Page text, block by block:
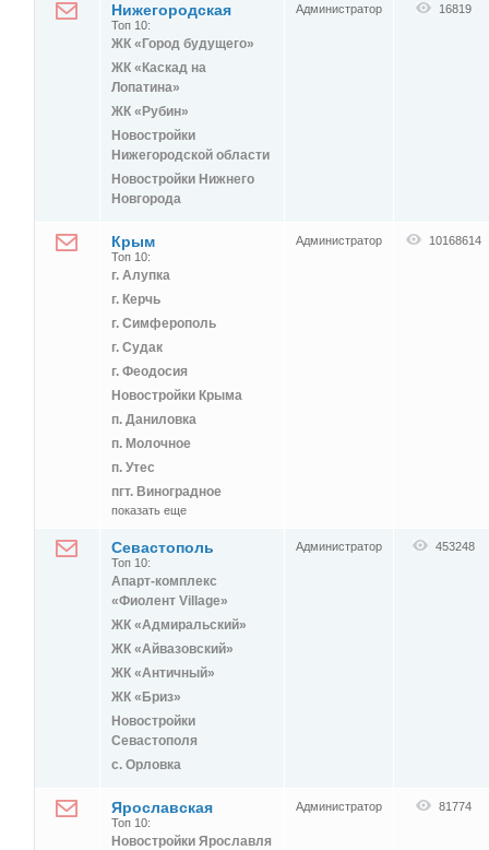
Нижегородская
Топ 10:
ЖК «Город будущего»
ЖК «Каскад на
Лопатина»
ЖК «Рубин»
Новостройки
Нижегородской области
Новостройки Нижнего
Новгорода
Администратор 16819
Крым
Топ 10:
г. Алупка
г. Керчь
г. Симферополь
г. Судак
г. Феодосия
Новостройки Крыма
п. Даниловка
п. Молочное
п. Утес
пгт. Виноградное
показать еще
Администратор 10168614
Севастополь
Топ 10:
Апарт-комплекс
«Фиолент Village»
ЖК «Адмиральский»
ЖК «Айвазовский»
ЖК «Античный»
ЖК «Бриз»
Новостройки
Севастополя
с. Орловка
Администратор 453248
Ярославская
Топ 10:
Новостройки Ярославля
Администратор 81774